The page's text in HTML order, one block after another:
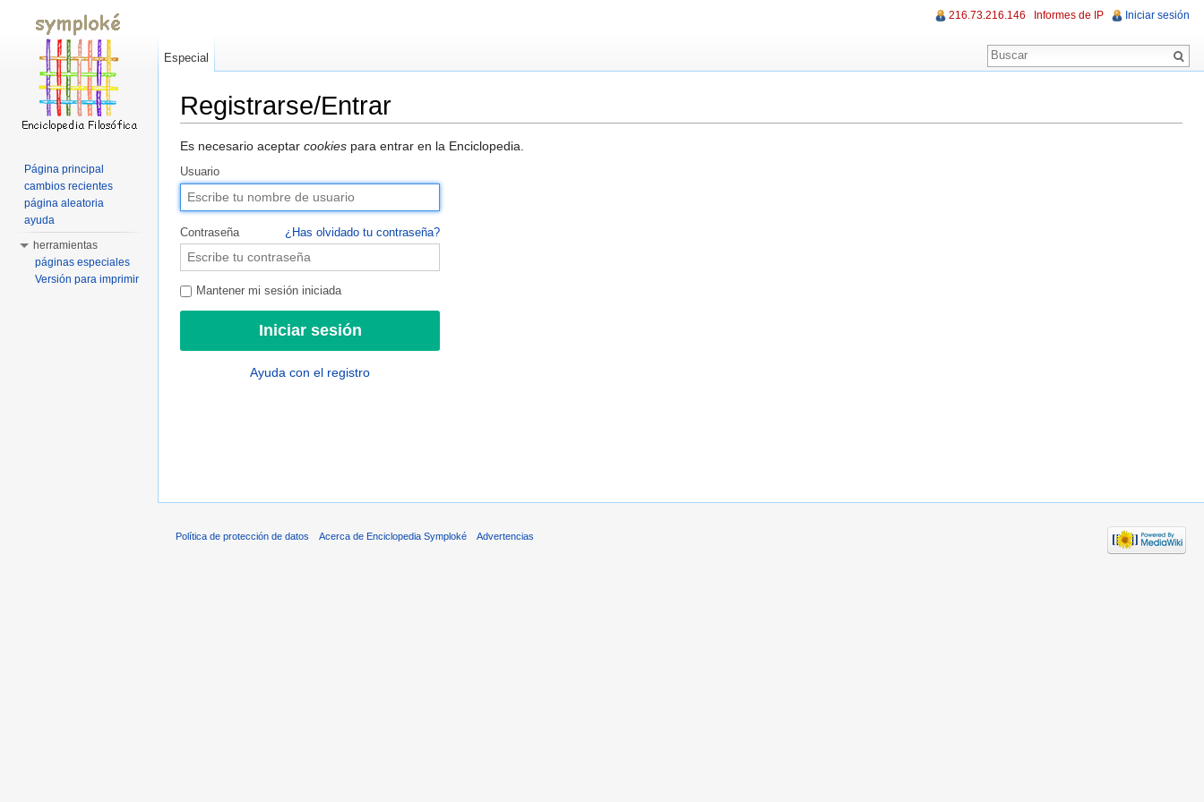
Registrarse/Entrar
Es necesario aceptar cookies para entrar en la Enciclopedia.
Usuario
Contraseña ¿Has olvidado tu contraseña?
Mantener mi sesión iniciada
Ayuda con el registro
216.73.216.146 Informes de IP Iniciar sesión
Especial
Página principal
cambios recientes
página aleatoria
ayuda
herramientas
páginas especiales
Versión para imprimir
Política de protección de datos Acerca de Enciclopedia Symploké Advertencias